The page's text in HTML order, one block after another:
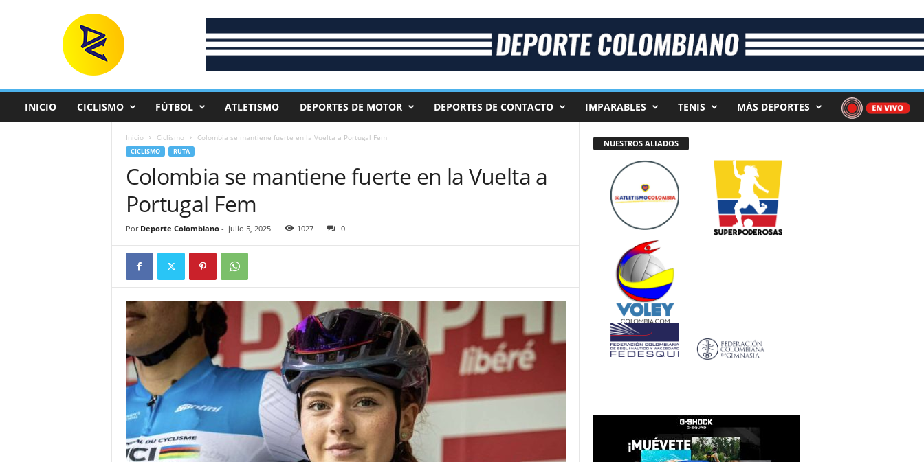
INICIO CICLISMO FÚTBOL ATLETISMO DEPORTES DE MOTOR DEPORTES DE CONTACTO IMPARABLES TENIS MÁS DEPORTES
Inicio Ciclismo Colombia se mantiene fuerte en la Vuelta a Portugal Fem
CICLISMO RUTA
Colombia se mantiene fuerte en la Vuelta a
Portugal Fem
Por Deporte Colombiano- julio 5, 2025 1027 0
NUESTROS ALIADOS